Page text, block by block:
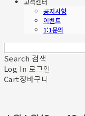
고객센터
공지사항
이벤트
1:1문의
Search 검색
Log In 로그인
Cart장바구니